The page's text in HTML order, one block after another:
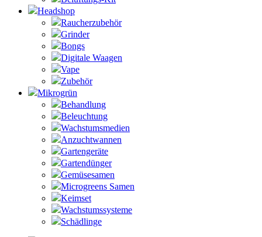
Headshop
Raucherzubehör
Grinder
Bongs
Digitale Waagen
Vape
Zubehör
Mikrogrün
Behandlung
Beleuchtung
Wachstumsmedien
Anzuchtwannen
Gartengeräte
Gartendünger
Gemüsesamen
Microgreens Samen
Keimset
Wachstumssysteme
Schädlinge